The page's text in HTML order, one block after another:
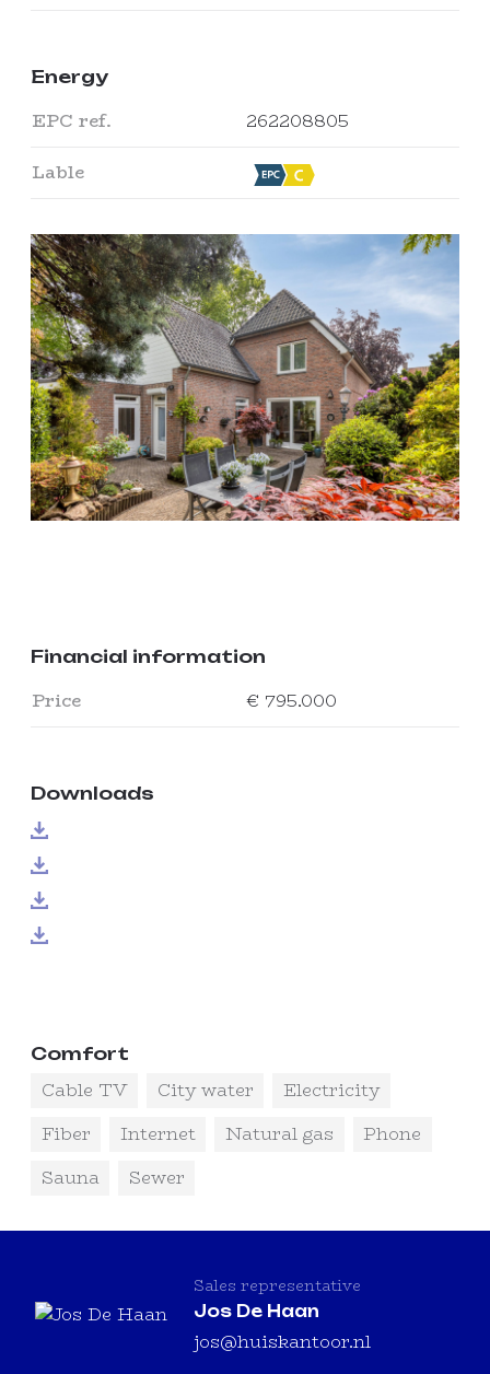
Energy
EPC ref.
262208805
Lable
Financial information
Price € 795.000
Downloads
Comfort
Cable TV City water
Electricity
Fiber
Internet Natural gas
Phone
Sauna
Sewer
Sales representative
Jos De Haan
jos@huiskantoor.nl